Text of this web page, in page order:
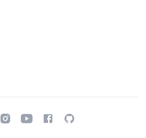
InstagramYoutubeFacebookGitHub